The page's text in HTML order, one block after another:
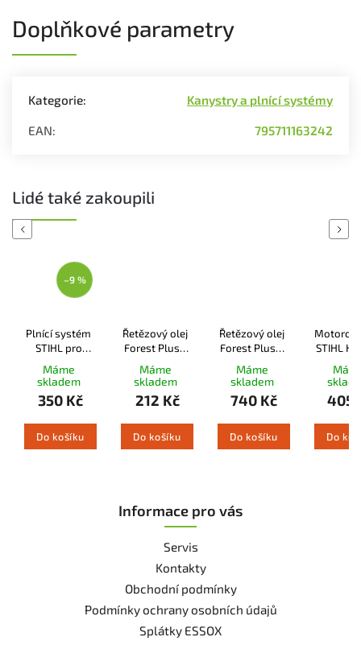
Doplňkové parametry
Kategorie: Kanystry a plnící systémy
EAN: 795711163242
Lidé také zakoupili
Previous
–9 %
Plnící systém
STIHL pro
adhezní olej
Máme
skladem
350 Kč
Do košíku
Řetězový olej
Forest Plus 1
L
Máme
skladem
212 Kč
Do košíku
Řetězový olej
Forest Plus 5
L
Máme
skladem
740 Kč
Do košíku
STIHL HP
405
Do
Next
Informace pro vás
Servis
Kontakty
Obchodní podmínky
Podmínky ochrany osobních údajů
Splátky ESSOX